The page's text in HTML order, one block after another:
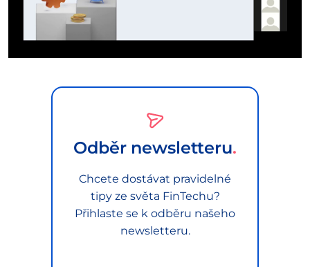
Odběr newsletteru
Chcete dostávat pravidelné
tipy ze světa FinTechu?
Přihlaste se k odběru našeho
newsletteru.